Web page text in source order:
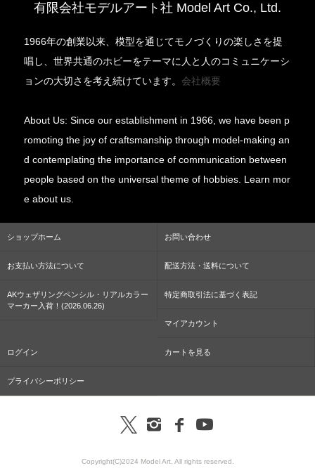
有限会社モデルアート社 Model Art Co., Ltd.
1966年の創業以来、模型を通じてモノづくりの楽しさを提
唱し、世界共通のホビーをテーマに人と人のコミュニケーシ
ョンの大切さを考え続けています。会社概要
About Us: Since our establishment in 1966, we have been p
romoting the joy of craftsmanship through model-making an
d contemplating the importance of communication between
people based on the universal theme of hobbies. Learn mor
e about us.
ショップホーム お問い合わせ
お支払い方法について 配送方法・送料について
AKウェザリングペンシル・リアルカラー
マーカー入荷！(2026.06.26)
特定商取引法に基づく表記
マイアカウント
ログイン カートを見る
プライバシーポリシー
Copyright(C)2024 Model Art. All rights reserved.